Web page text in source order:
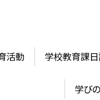
活動 学校教育課
学び